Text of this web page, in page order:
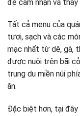
để cảm nhận và
Tất cả menu của
tươi, sạch và các
mạc nhất từ dê, gà,
được nuôi trên bãi
trung du miền núi
ăn.
Đặc biệt hơn, tại